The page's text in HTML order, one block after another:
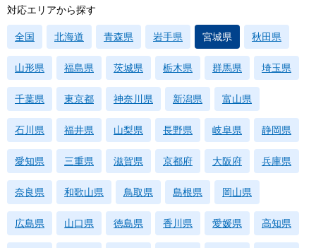
対応エリアから探す
全国 北海道 青森県 岩手県 宮城県 秋田県
山形県 福島県 茨城県 栃木県 群馬県 埼玉県
千葉県 東京都 神奈川県 新潟県 富山県
石川県 福井県 山梨県 長野県 岐阜県 静岡県
愛知県 三重県 滋賀県 京都府 大阪府 兵庫県
奈良県 和歌山県 鳥取県 島根県 岡山県
広島県 山口県 徳島県 香川県 愛媛県 高知県